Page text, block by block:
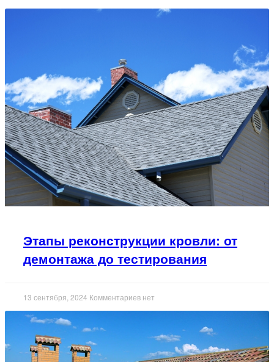
Этапы реконструкции кровли: от
демонтажа до тестирования
13 сентября, 2024 Комментариев нет